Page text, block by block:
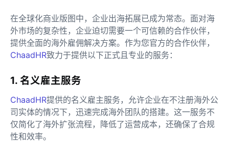
在全球化商业版图中，企业出海拓展已成为常态。面对海
外市场的复杂性，企业迫切需要一个可信赖的合作伙伴，
提供全面的海外雇佣解决方案。作为您官方的合作伙伴，
ChaadHR致力于提供以下正式且专业的服务：
1. 名义雇主服务
ChaadHR提供的名义雇主服务，允许企业在不注册海外公
司实体的情况下，迅速完成海外团队的搭建。这一服务不
仅简化了海外扩张流程，降低了运营成本，还确保了合规
性和效率。